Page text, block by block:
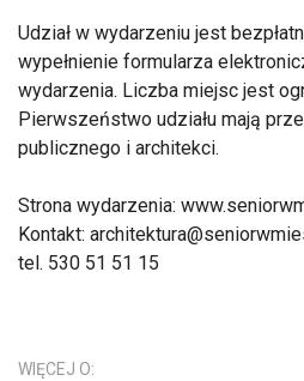
Udział w wydarzeniu jest
wypełnienie formularza
wydarzenia. Liczba miejsc jest
Pierwszeństwo udziału mają
publicznego i architekci.
Strona wydarzenia:
Kontakt:
tel. 530 51 51 15
WIĘCEJ O: